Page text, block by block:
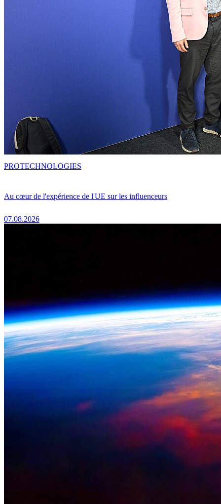
Au cœur de l'expérience de l'UE sur les influenceurs
07.08.2026
PROTECHNOLOGIES